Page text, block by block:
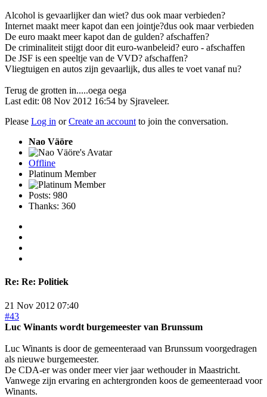
Alcohol is gevaarlijker dan wiet? dus ook maar verbieden?
Internet maakt meer kapot dan een jointje?dus ook maar verbieden
De euro maakt meer kapot dan de gulden? afschaffen?
De criminaliteit stijgt door dit euro-wanbeleid? euro - afschaffen
De JSF is een speeltje van de VVD? afschaffen?
Vliegtuigen en autos zijn gevaarlijk, dus alles te voet vanaf nu?
Terug de grotten in.....oega oega
Last edit: 08 Nov 2012 16:54 by Sjraveleer.
Please Log in orCreate an account to join the conversation.
Nao Väöre
Offline
Platinum Member
Posts: 980
Thanks: 360
Re: Re: Politiek
21 Nov 2012 07:40
#43
Luc Winants wordt burgemeester van Brunssum
Luc Winants is door de gemeenteraad van Brunssum voorgedragen
als nieuwe burgemeester.
De CDA-er was onder meer vier jaar wethouder in Maastricht.
Vanwege zijn ervaring en achtergronden koos de gemeenteraad voor
Winants.